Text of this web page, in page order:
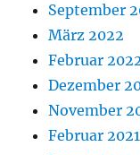
September
März 2022
Februar
Dezember
November
Februar 2021